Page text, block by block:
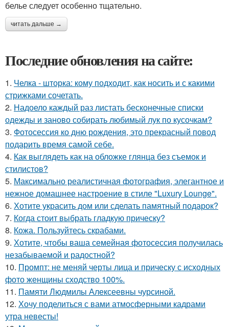
белье следует особенно тщательно.
читать дальше →
Последние обновления на сайте:
1. Челка - шторка: кому подходит, как носить и с какими
стрижками сочетать.
2. Надоело каждый раз листать бесконечные списки
одежды и заново собирать любимый лук по кусочкам?
3. Фотосессия ко дню рождения, это прекрасный повод
подарить время самой себе.
4. Как выглядеть как на обложке глянца без съемок и
стилистов?
5. Максимально реалистичная фотография, элегантное и
нежное домашнее настроение в стиле "Luxury Lounge".
6. Хотите украсить дом или сделать памятный подарок?
7. Когда стоит выбрать гладкую прическу?
8. Кожа. Пользуйтесь скрабами.
9. Хотите, чтобы ваша семейная фотосессия получилась
незабываемой и радостной?
10. Промпт: не меняй черты лица и прическу с исходных
фото женщины сходство 100%.
11. Памяти Людмилы Алексеевны чурсиной.
12. Хочу поделиться с вами атмосферными кадрами
утра невесты!